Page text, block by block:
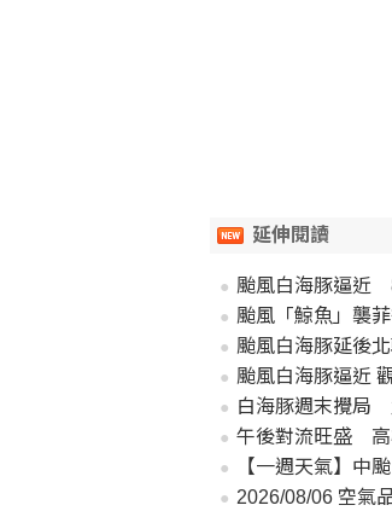
延伸閱讀
颱風白海豚逼近
颱風「鯨魚」襲
颱風白海豚延後
颱風白海豚逼近
白海豚週末攪局
午後對流旺盛 高
【一週天氣】中
2026/08/06 空氣